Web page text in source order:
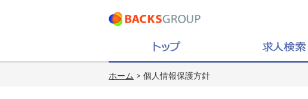
ホーム > 個人情報保護方針